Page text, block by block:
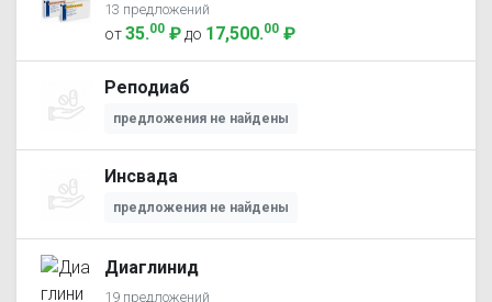
13 предложений
от35.00 ₽ до 17,500.00 ₽
Реподиаб
предложения не найдены
Инсвада
предложения не найдены
Диаглинид
19 предложений